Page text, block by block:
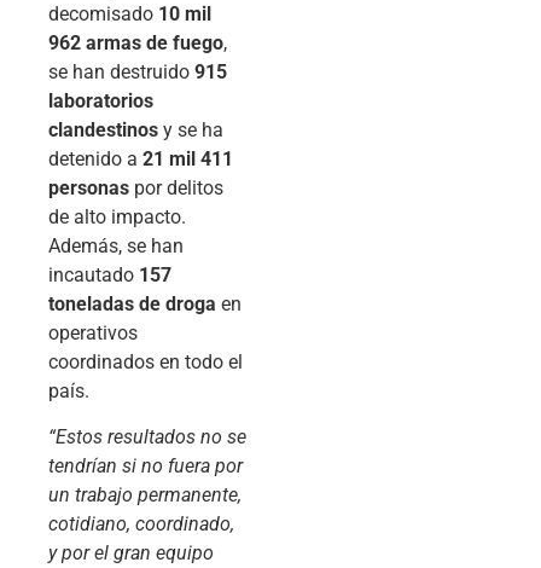
decomisado 10 mil
962 armas de fuego,
se han destruido 915
laboratorios
clandestinos y se ha
detenido a 21 mil 411
personas por delitos
de alto impacto.
Además, se han
incautado 157
toneladas de droga en
operativos
coordinados en todo el
país.
“Estos resultados no se
tendrían si no fuera por
un trabajo permanente,
cotidiano, coordinado,
y por el gran equipo